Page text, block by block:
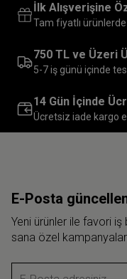
İlk Alışverişine
Tam fiyatlı ürünlerde
750 TL ve Üzeri
5-7 iş günü içinde
14 Gün İçinde
Ücretsiz iade kargo
E-Posta
Yeni ürünler ile favori
sana özel